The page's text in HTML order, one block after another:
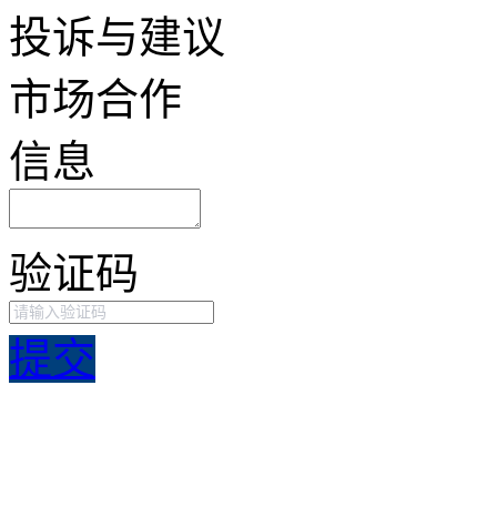
投诉与建议
市场合作
信息
验证码
提交